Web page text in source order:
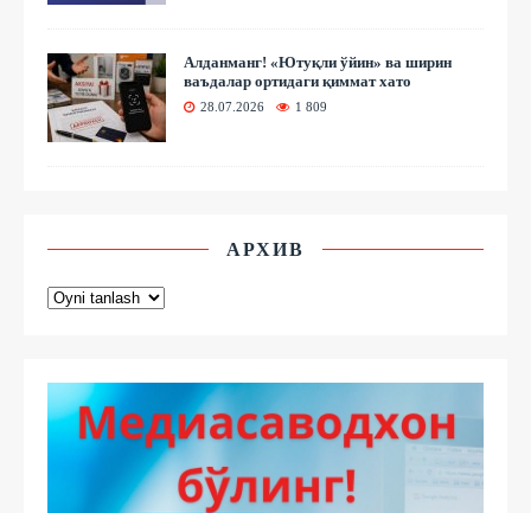
Алданманг! «Ютуқли ўйин» ва ширин
ваъдалар ортидаги қиммат хато
28.07.2026 1 809
АРХИВ